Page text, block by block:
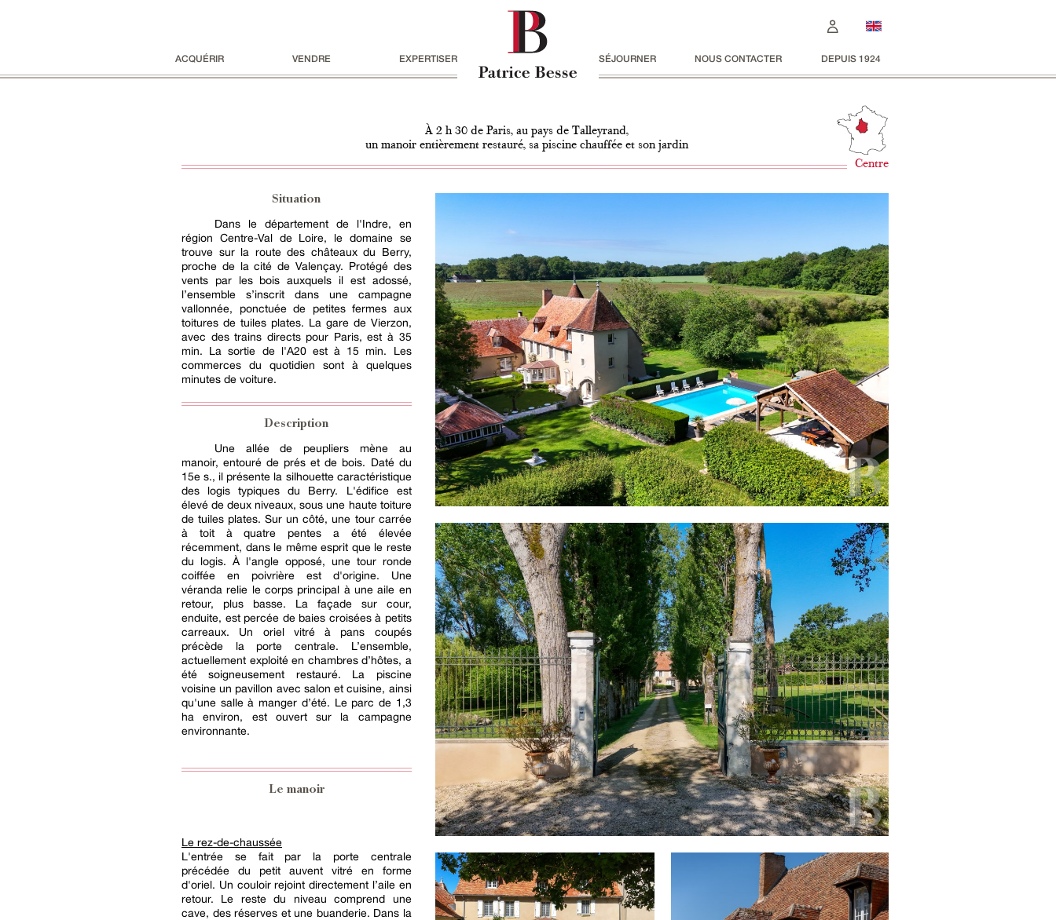
ACQUÉRIR VENDRE EXPERTISER SÉJOURNER NOUS CONTACTER DEPUIS 1924
À 2 h 30 de Paris, au pays de Talleyrand,
un manoir entièrement restauré, sa piscine chauffée et son jardin
Centre
Situation
Dans le département de l'Indre, en
région Centre-Val de Loire, le domaine se
trouve sur la route des châteaux du Berry,
proche de la cité de Valençay. Protégé des
vents par les bois auxquels il est adossé,
l’ensemble s’inscrit dans une campagne
vallonnée, ponctuée de petites fermes aux
toitures de tuiles plates. La gare de Vierzon,
avec des trains directs pour Paris, est à 35
min. La sortie de l'A20 est à 15 min. Les
commerces du quotidien sont à quelques
minutes de voiture.
Description
Une allée de peupliers mène au
manoir, entouré de prés et de bois. Daté du
15e s., il présente la silhouette caractéristique
des logis typiques du Berry. L'édifice est
élevé de deux niveaux, sous une haute toiture
de tuiles plates. Sur un côté, une tour carrée
à toit à quatre pentes a été élevée
récemment, dans le même esprit que le reste
du logis. À l'angle opposé, une tour ronde
coiffée en poivrière est d'origine. Une
véranda relie le corps principal à une aile en
retour, plus basse. La façade sur cour,
enduite, est percée de baies croisées à petits
carreaux. Un oriel vitré à pans coupés
précède la porte centrale. L’ensemble,
actuellement exploité en chambres d’hôtes, a
été soigneusement restauré. La piscine
voisine un pavillon avec salon et cuisine, ainsi
qu'une salle à manger d’été. Le parc de 1,3
ha environ, est ouvert sur la campagne
environnante.
Le manoir
Le rez-de-chaussée
L'entrée se fait par la porte centrale
précédée du petit auvent vitré en forme
d'oriel. Un couloir rejoint directement l’aile en
retour. Le reste du niveau comprend une
cave, des réserves et une buanderie. Dans la